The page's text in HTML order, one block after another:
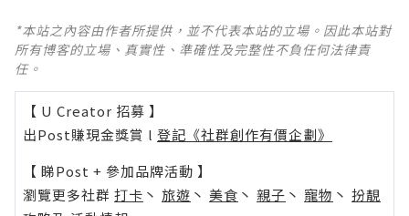
*本站之內容由作者所提供，並不代表本站的立場。因此本站對
所有博客的立場、真實性、準確性及完整性不負任何法律責
任。
【 U Creator 招募 】
出Post賺現金獎賞 l 登記《社群創作有價企劃》
【 睇Post + 參加品牌活動 】
瀏覽更多社群 打卡 丶 旅遊 丶 美食 丶 親子 丶 寵物 丶 扮靚